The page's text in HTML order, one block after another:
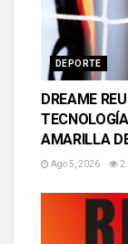
DEPORTE
DREAME
AMARILLA
Ago 5, 2026